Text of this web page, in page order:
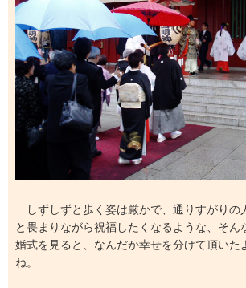
しずしずと歩く姿は厳かで、通りすがりの
と畏まりながら祝福したくなるような、そん
婚式を見ると、なんだか幸せを分けて頂いた
ね。